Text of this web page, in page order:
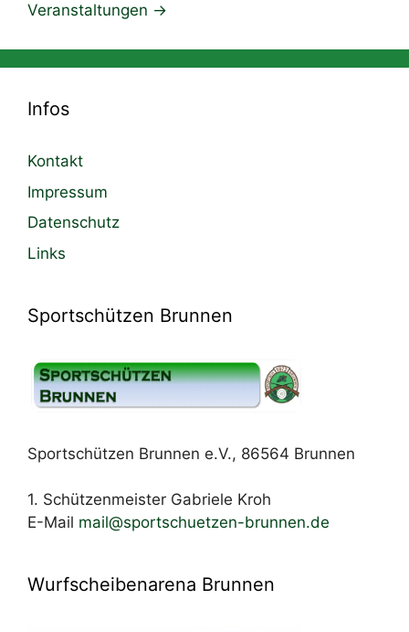
Veranstaltungen ->
Infos
Kontakt
Impressum
Datenschutz
Links
Sportschützen Brunnen
Sportschützen Brunnen e.V., 86564 Brunnen
1. Schützenmeister Gabriele Kroh
E-Mail mail@sportschuetzen-brunnen.de
Wurfscheibenarena Brunnen